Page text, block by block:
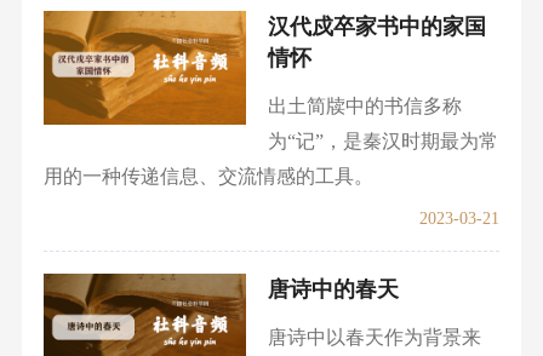
汉代戍卒家书中的家国
情怀
出土简牍中的书信多称
为“记”，是秦汉时期最为常
用的一种传递信息、交流情感的工具。
2023-03-21
唐诗中的春天
唐诗中以春天作为背景来